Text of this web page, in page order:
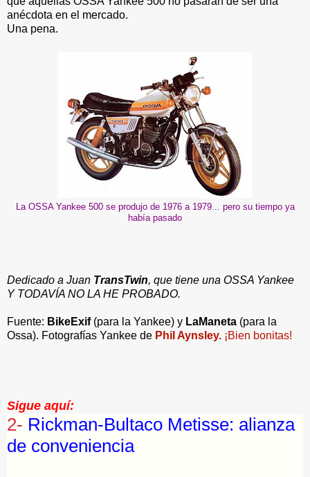
anécdota en el mercado.
Una pena.
La OSSA Yankee 500 se produjo de 1976 a 1979... pero su tiempo ya
había pasado
Dedicado a Juan TransTwin, que tiene una OSSA Yankee
Y TODAVÍA NO LA HE PROBADO.
Fuente: BikeExif(para la Yankee) y LaManeta (para la
Ossa). Fotografías Yankee de Phil Aynsley. ¡Bien bonitas!
Sigue aquí:
2- Rickman-Bultaco Metisse: alianza
de conveniencia